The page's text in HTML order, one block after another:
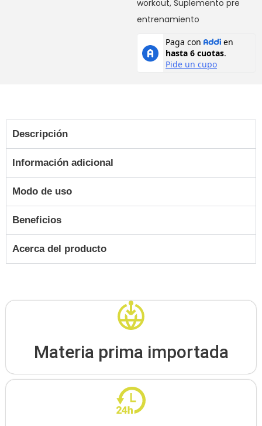
workout, Suplemento pre
entrenamiento
Descripción
Información adicional
Modo de uso
Beneficios
Acerca del producto
Materia prima importada